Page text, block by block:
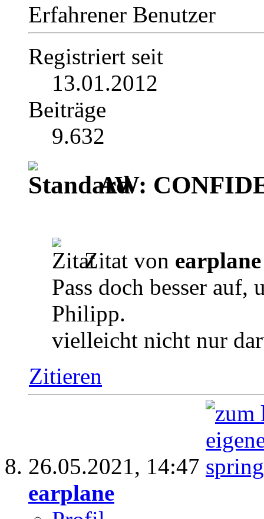
Erfahrener Benutzer
Registriert seit
13.01.2012
Beiträge
9.632
AW:
Zitat von earplane
Pass doch besser auf,
Philipp.
vielleicht nicht nur
Zitieren
26.05.2021, 14:47
earplane